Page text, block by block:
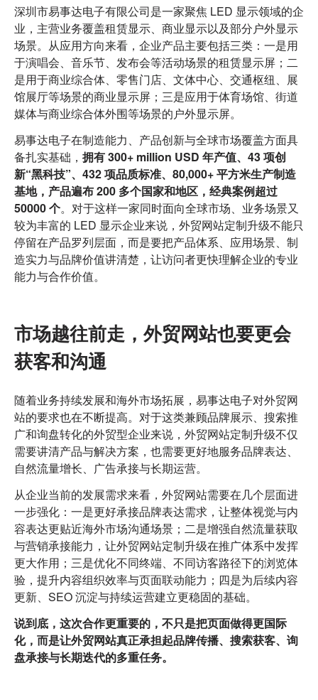
深圳市易事达电子有限公司是一家聚焦 LED 显示领域的企
业，主营业务覆盖租赁显示、商业显示以及部分户外显示
场景。从应用方向来看，企业产品主要包括三类：一是用
于演唱会、音乐节、发布会等活动场景的租赁显示屏；二
是用于商业综合体、零售门店、文体中心、交通枢纽、展
馆展厅等场景的商业显示屏；三是应用于体育场馆、街道
媒体与商业综合体外围等场景的户外显示屏。
易事达电子在制造能力、产品创新与全球市场覆盖方面具
备扎实基础， 拥有 300+ million USD 年产值、43 项创
新“黑科技”、432 项品质标准、80,000+ 平方米生产制造
基地，产品遍布 200 多个国家和地区，经典案例超过
50000 个。对于这样一家同时面向全球市场、业务场景又
较为丰富的 LED 显示企业来说，外贸网站定制升级不能只
停留在产品罗列层面，而是要把产品体系、应用场景、制
造实力与品牌价值讲清楚，让访问者更快理解企业的专业
能力与合作价值。
市场越往前走，外贸网站也要更会
获客和沟通
随着业务持续发展和海外市场拓展，易事达电子对外贸网
站的要求也在不断提高。对于这类兼顾品牌展示、搜索推
广和询盘转化的外贸型企业来说， 外贸网站定制升级不仅
需要讲清产品与解决方案，也需要更好地服务品牌表达、
自然流量增长、广告承接与长期运营。
从企业当前的发展需求来看，外贸网站需要在几个层面进
一步强化：一是更好承接品牌表达需求，让整体视觉与内
容表达更贴近海外市场沟通场景；二是增强自然流量获取
与营销承接能力，让外贸网站定制升级在推广体系中发挥
更大作用；三是优化不同终端、不同访客路径下的浏览体
验，提升内容组织效率与页面联动能力；四是为后续内容
更新、SEO 沉淀与持续运营建立更稳固的基础。
说到底，这次合作更重要的，不只是把页面做得更国际
化，而是让外贸网站真正承担起品牌传播、搜索获客、询
盘承接与长期迭代的多重任务。